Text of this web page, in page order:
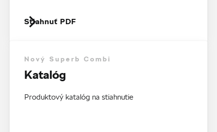
Stiahnuť PDF
Nový Superb Combi
Katalóg
Produktový katalóg na stiahnutie